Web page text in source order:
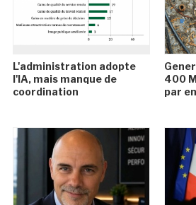
L'administration adopte
l'IA, mais manque de
coordination
400
par